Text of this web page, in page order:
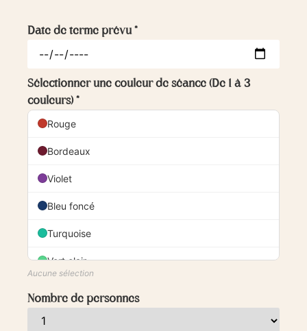
Date de terme prévu*
Sélectionner une couleur de séance (De 1 à 3
couleurs)*
Rouge
Bordeaux
Violet
Bleu foncé
Turquoise
Vert clair
Aucune sélection
Nombre de personnes